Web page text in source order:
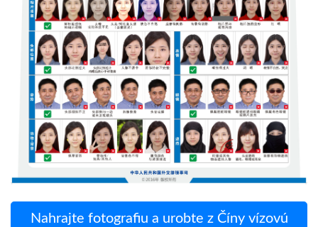
Nahrajte fotografiu a urobte z Číny vízovú